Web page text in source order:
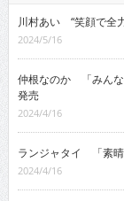
川村あい “笑顔で全
2024/5/16
仲根なのか 「みんな
発売
2024/4/16
ランジャタイ 「素晴
2024/4/16